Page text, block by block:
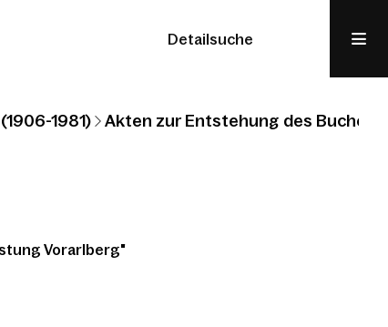
Detailsuche
1981) Akten zur Entstehung des Buches
Vorarlberg"